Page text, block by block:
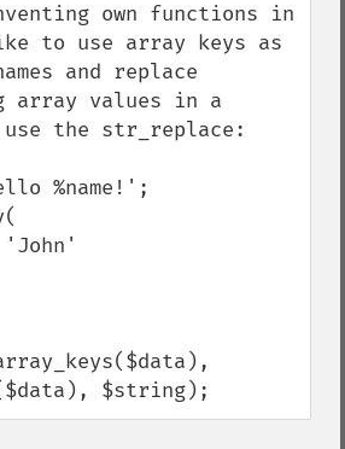
own functions in
to use array keys as
and replace
array values in a
the str_replace:
%name!';
$string);